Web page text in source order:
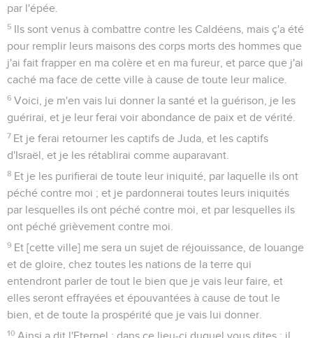
par l'épée.
5 Ils sont venus à combattre contre les Caldéens, mais ç'a été
pour remplir leurs maisons des corps morts des hommes que
j'ai fait frapper en ma colère et en ma fureur, et parce que j'ai
caché ma face de cette ville à cause de toute leur malice.
6 Voici, je m'en vais lui donner la santé et la guérison, je les
guérirai, et je leur ferai voir abondance de paix et de vérité.
7 Et je ferai retourner les captifs de Juda, et les captifs
d'Israël, et je les rétablirai comme auparavant.
8 Et je les purifierai de toute leur iniquité, par laquelle ils ont
péché contre moi ; et je pardonnerai toutes leurs iniquités
par lesquelles ils ont péché contre moi, et par lesquelles ils
ont péché grièvement contre moi.
9 Et [cette ville] me sera un sujet de réjouissance, de louange
et de gloire, chez toutes les nations de la terre qui
entendront parler de tout le bien que je vais leur faire, et
elles seront effrayées et épouvantées à cause de tout le
bien, et de toute la prospérité que je vais lui donner.
10 Ainsi a dit l'Eternel : dans ce lieu-ci duquel vous dites : il